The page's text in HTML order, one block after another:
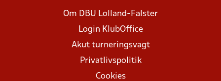
Om DBU Lolland-Falster
Login KlubOffice
Akut turneringsvagt
Privatlivspolitik
Cookies